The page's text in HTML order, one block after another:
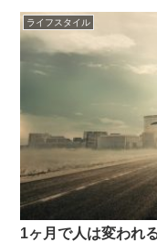
ライフスタイル
1ヶ月で人は変われ